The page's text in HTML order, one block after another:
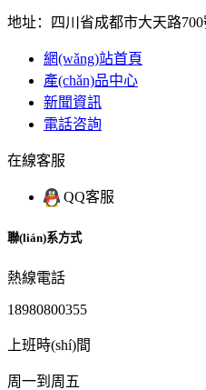
地址：四川省成都市大天路700
網(wǎng)站首頁
產(chǎn)品中心
新聞資訊
電話咨詢
在線客服
QQ客服
聯(lián)系方式
熱線電話
18980800355
上班時(shí)間
周一到周五